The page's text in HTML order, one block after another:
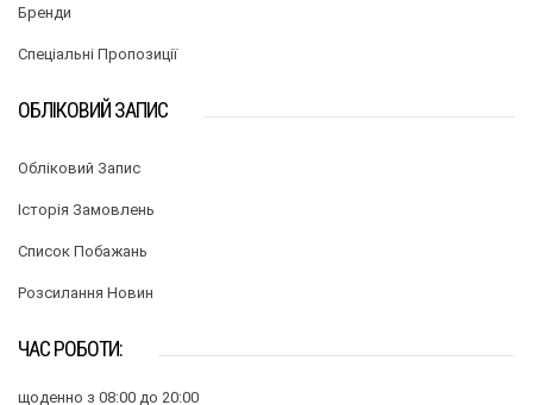
Бренди
Спеціальні Пропозиції
ОБЛІКОВИЙ ЗАПИС
Обліковий Запис
Історія Замовлень
Список Побажань
Розсилання Новин
ЧАС РОБОТИ:
щоденно з 08:00 до 20:00